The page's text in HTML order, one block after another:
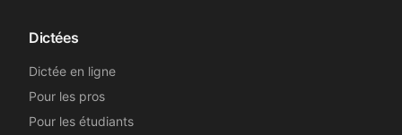
CC
Dictées
Dictée en ligne
Pour les pros
Pour les étudiants